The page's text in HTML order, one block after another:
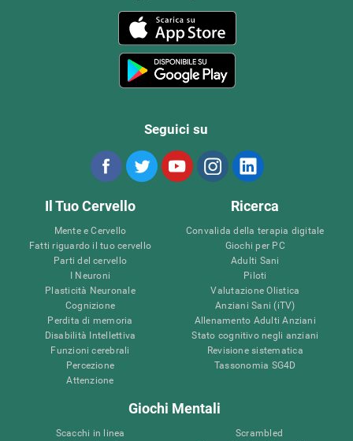
Seguici su
Il Tuo Cervello
Mente e Cervello
Fatti riguardo il tuo cervello
Parti del cervello
I Neuroni
Plasticità Neuronale
Cognizione
Perdita di memoria
Disabilità Intellettiva
Funzioni cerebrali
Percezione
Attenzione
Ricerca
Convalida della terapia digitale
Giochi per PC
Adulti Sani
Piloti
Valutazione Olistica
Anziani Sani (iTV)
Allenamento Adulti Anziani
Stato cognitivo negli anziani
Revisione sistematica
Tassonomia SG4D
Giochi Mentali
Scacchi in linea
Scrambled